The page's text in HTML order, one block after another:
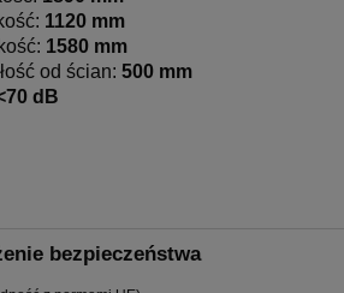
1120 mm
1580 mm
od ścian: 500 mm
dB
bezpieczeństwa